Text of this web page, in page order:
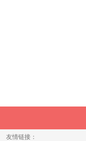
友情链接：